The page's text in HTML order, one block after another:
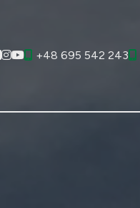
Social link
Social link
Social link
+48 695 542 243